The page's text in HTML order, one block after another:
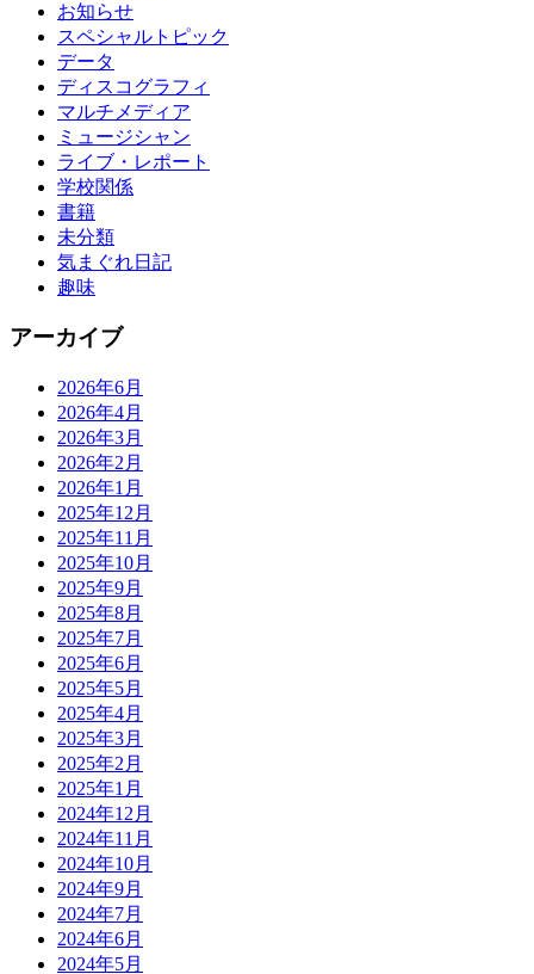
お知らせ
スペシャルトピック
データ
ディスコグラフィ
マルチメディア
ミュージシャン
ライブ・レポート
学校関係
書籍
未分類
気まぐれ日記
趣味
アーカイブ
2026年6月
2026年4月
2026年3月
2026年2月
2026年1月
2025年12月
2025年11月
2025年10月
2025年9月
2025年8月
2025年7月
2025年6月
2025年5月
2025年4月
2025年3月
2025年2月
2025年1月
2024年12月
2024年11月
2024年10月
2024年9月
2024年7月
2024年6月
2024年5月